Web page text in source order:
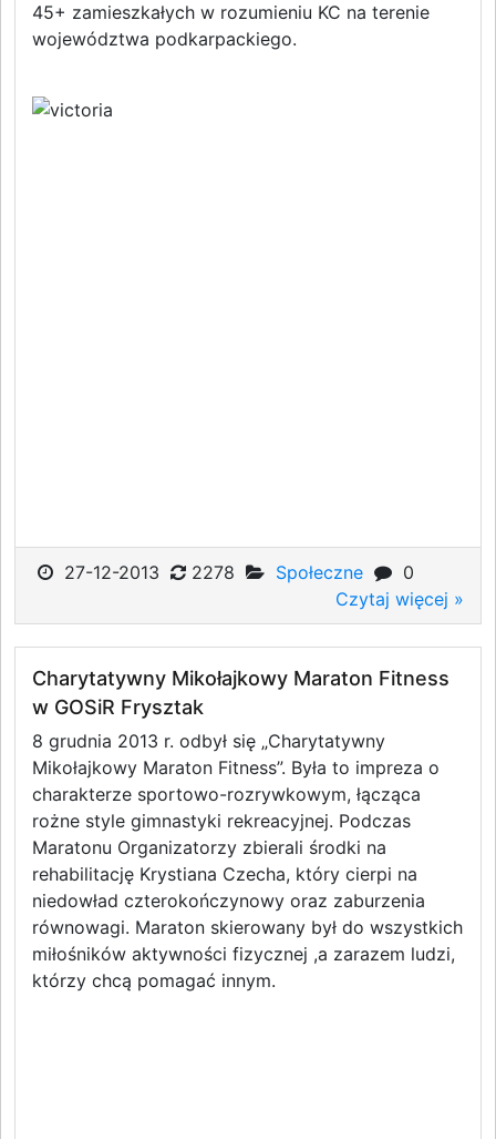
45+ zamieszkałych w rozumieniu KC na terenie
województwa podkarpackiego.
27-12-2013 2278 Społeczne
0
Czytaj więcej »
Charytatywny Mikołajkowy Maraton Fitness
w GOSiR Frysztak
8 grudnia 2013 r. odbył się „Charytatywny
Mikołajkowy Maraton Fitness”. Była to impreza o
charakterze sportowo-rozrywkowym, łącząca
rożne style gimnastyki rekreacyjnej. Podczas
Maratonu Organizatorzy zbierali środki na
rehabilitację Krystiana Czecha, który cierpi na
niedowład czterokończynowy oraz zaburzenia
równowagi. Maraton skierowany był do wszystkich
miłośników aktywności fizycznej ,a zarazem ludzi,
którzy chcą pomagać innym.